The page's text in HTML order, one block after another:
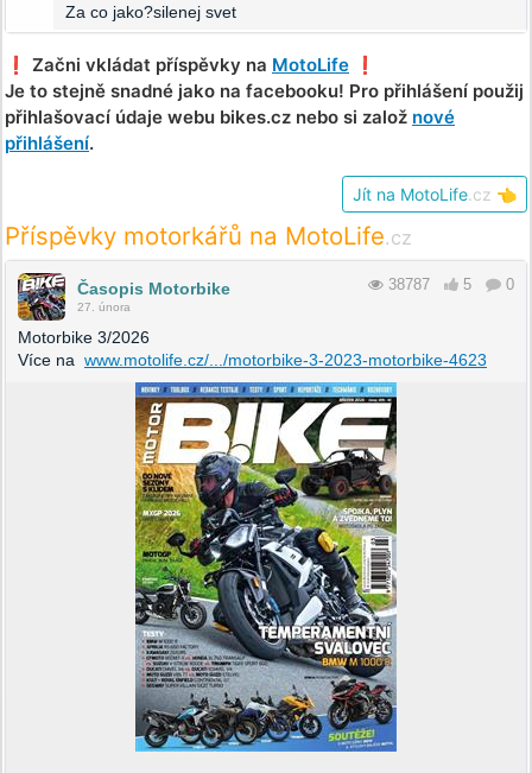
Za co jako?silenej svet
❗️ Začni vkládat příspěvky na MotoLife ❗️
Je to stejně snadné jako na facebooku! Pro přihlášení použij
přihlašovací údaje webu bikes.cz nebo si založ nové
přihlášení.
Jít na MotoLife .cz 👈
Příspěvky motorkářů na MotoLife.cz
Časopis Motorbike
27. února
38787 5 0
Motorbike 3/2026
Více na www.motolife.cz/.../motorbike-3-2023-motorbike-4623